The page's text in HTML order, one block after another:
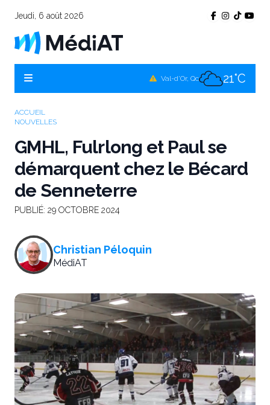
Jeudi, 6 août 2026
Val-d'Or, Qc 21°C
ACCUEIL
NOUVELLES
GMHL, Fulrlong et Paul se
démarquent chez le Bécard
de Senneterre
PUBLIÉ: 29 OCTOBRE 2024
Christian Péloquin
MédiAT